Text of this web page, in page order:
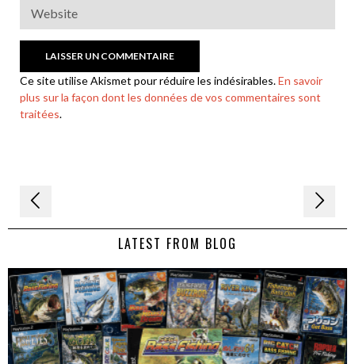
Ce site utilise Akismet pour réduire les indésirables.En savoir
plus sur la façon dont les données de vos commentaires sont
traitées.
Navigation
de LATEST FROM BLOG